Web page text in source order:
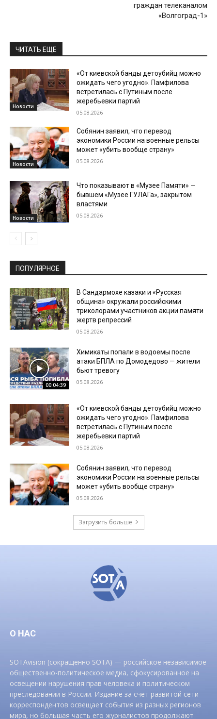
граждан телеканалом
«Волгоград-1»
ЧИТАТЬ ЕЩЕ
Новости
«От киевской банды детоубийц можно
ожидать чего угодно». Памфилова
встретилась с Путиным после
жеребьевки партий
05.08.2026
Новости
Собянин заявил, что перевод
экономики России на военные рельсы
может «убить вообще страну»
05.08.2026
Новости
Что показывают в «Музее Памяти» —
бывшем «Музее ГУЛАГа», закрытом
властями
05.08.2026
ПОПУЛЯРНОЕ
В Сандармохе казаки и «Русская
община» окружали российскими
триколорами участников акции памяти
жертв репрессий
05.08.2026
00:04:39
Химикаты попали в водоемы после
атаки БПЛА по Домодедово — жители
бьют тревогу
05.08.2026
«От киевской банды детоубийц можно
ожидать чего угодно». Памфилова
встретилась с Путиным после
жеребьевки партий
05.08.2026
Собянин заявил, что перевод
экономики России на военные рельсы
может «убить вообще страну»
05.08.2026
Загрузить больше
О НАС
SOTAvision (сокращенно SOTA) — российское независимое
общественно-политическое медиа, сфокусированное на
освещении нарушения прав человека и политическом
преследовании в России. Издание за счет развитой сети
корреспондентов освещает события из разных регионов
мира, но большая часть его журналистов продолжают